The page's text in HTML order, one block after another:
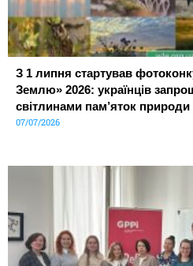
З 1 липня стартував
Землю» 2026: українців
світлинами пам’яток природи
07/07/2026